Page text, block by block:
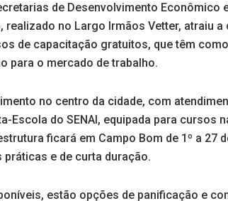
de Desenvolvimento Econômico
realizado no Largo Irmãos Vetter, atraiu
de capacitação gratuitos, que têm
para o mercado de trabalho.
no centro da cidade, com
Escola do SENAI, equipada para cursos
ficará em Campo Bom de 1º a 27
e de curta duração.
estão opções de panificação e